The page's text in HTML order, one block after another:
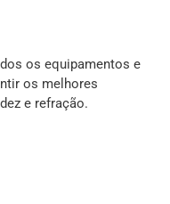
os equipamentos e
os melhores
e refração.